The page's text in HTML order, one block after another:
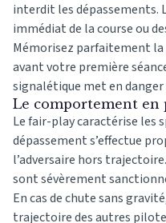
interdit les dépassements.
immédiat de la course ou
Mémorisez parfaitement la
avant votre première
signalétique met en danger
Le comportement en
Le fair-play caractérise les
dépassement s’effectue
l’adversaire hors
sont sévèrement
En cas de chute sans
trajectoire des autres